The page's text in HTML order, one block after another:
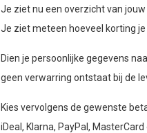
Je ziet nu een overzicht van jouw
Je ziet meteen hoeveel korting je
Dien je persoonlijke gegevens
geen verwarring ontstaat bij de
Kies vervolgens de gewenste
iDeal, Klarna, PayPal,